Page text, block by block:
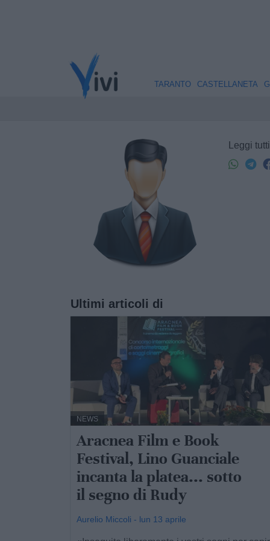
TARANTO CASTELLANETA
Leggi
Ultimi articoli di
NEWS
Aracnea Film e Book
Festival, Lino Guanciale
incanta la platea... sotto
il segno di Rudy
Aurelio Miccoli - lun 13 aprile